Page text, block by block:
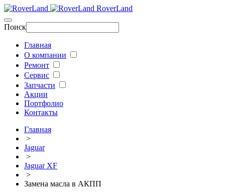
RoverLand
Поиск
Главная
О компании
Ремонт
Сервис
Запчасти
Акции
Портфолио
Контакты
Главная
>
Jaguar
>
Jaguar XF
>
Замена масла в АКПП